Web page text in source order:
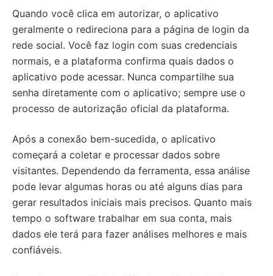
Quando você clica em autorizar, o aplicativo
geralmente o redireciona para a página de login da
rede social. Você faz login com suas credenciais
normais, e a plataforma confirma quais dados o
aplicativo pode acessar. Nunca compartilhe sua
senha diretamente com o aplicativo; sempre use o
processo de autorização oficial da plataforma.
Após a conexão bem-sucedida, o aplicativo
começará a coletar e processar dados sobre
visitantes. Dependendo da ferramenta, essa análise
pode levar algumas horas ou até alguns dias para
gerar resultados iniciais mais precisos. Quanto mais
tempo o software trabalhar em sua conta, mais
dados ele terá para fazer análises melhores e mais
confiáveis.